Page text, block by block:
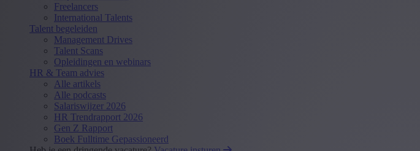
Freelancers
International Talents
Talent begeleiden
Management Drives
Talent Scans
Opleidingen en webinars
HR & Team advies
Alle artikels
Alle podcasts
Salariswijzer 2026
HR Trendrapport 2026
Gen Z Rapport
Boek Fulltime Gepassioneerd